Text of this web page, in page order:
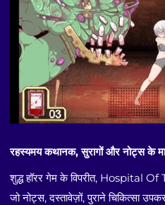
रहस्यमय कथानक, सुरागों और नोट्स के
शुद्ध हॉरर गेम के विपरीत, Hospital
जो नोट्स, दस्तावेज़ों, पुराने चिकित्सा